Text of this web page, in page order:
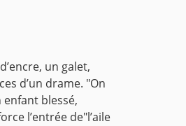
un galet,
d’un drame. "On
blessé,
l’entrée de"l’aile